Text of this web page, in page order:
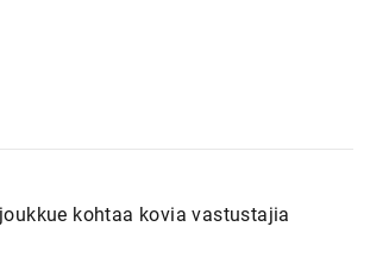
kohtaa kovia vastustajia